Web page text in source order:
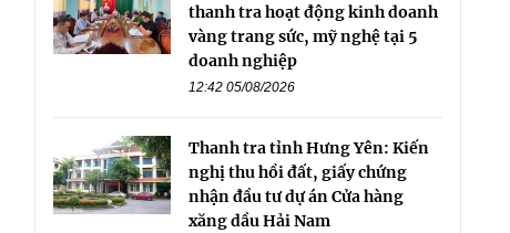
thanh tra hoạt động kinh doanh
vàng trang sức, mỹ nghệ tại 5
doanh nghiệp
12:42 05/08/2026
Thanh tra tỉnh Hưng Yên: Kiến
nghị thu hồi đất, giấy chứng
nhận đầu tư dự án Cửa hàng
xăng dầu Hải Nam